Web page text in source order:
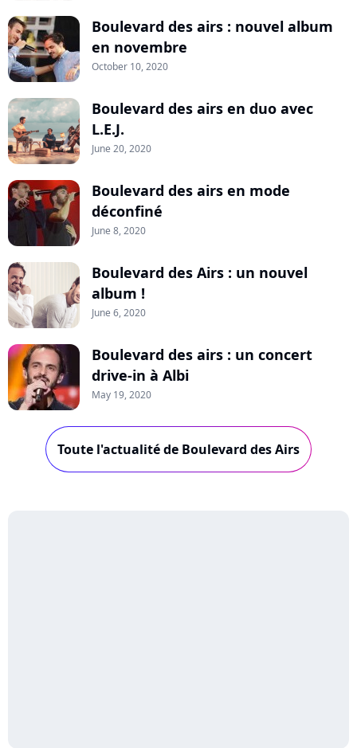
Boulevard des airs : nouvel album
en novembre
October 10, 2020
Boulevard des airs en duo avec
L.E.J.
June 20, 2020
Boulevard des airs en mode
déconfiné
June 8, 2020
Boulevard des Airs : un nouvel
album !
June 6, 2020
Boulevard des airs : un concert
drive-in à Albi
May 19, 2020
Toute l'actualité de Boulevard des Airs